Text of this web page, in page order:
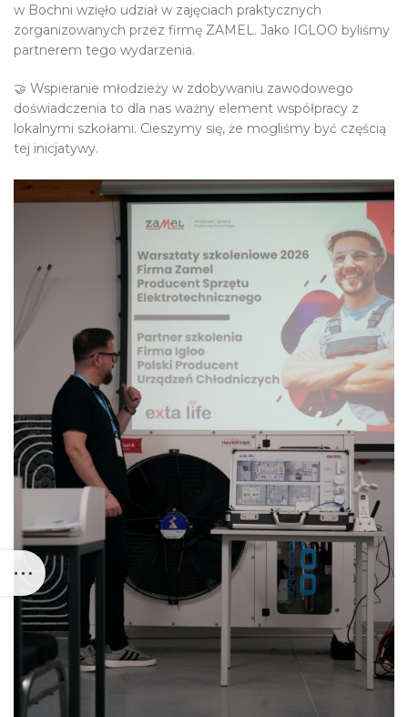
w Bochni wzięło udział w zajęciach praktycznych
zorganizowanych przez firmę ZAMEL. Jako IGLOO byliśmy
partnerem tego wydarzenia.
🤝 Wspieranie młodzieży w zdobywaniu zawodowego
doświadczenia to dla nas ważny element współpracy z
lokalnymi szkołami. Cieszymy się, że mogliśmy być częścią
tej inicjatywy.